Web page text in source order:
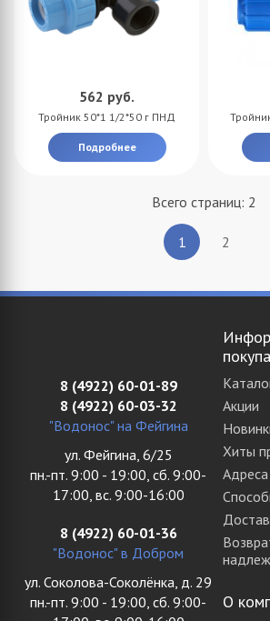
562 руб.
Тройник 50*1 1/2*50 г ПНД
Подробнее
Всего страниц: 2
1 2
8 (4922) 60-01-89
8 (4922) 60-03-32
"Водонос" на Фейгина
ул. Фейгина, 6/25
пн.-пт. 9:00 - 19:00, сб. 9:00-
17:00, вс. 9:00-16:00
8 (4922) 60-01-36
"Водонос" в Добром
ул. Соколова-Соколёнка, д. 29
пн.-пт. 9:00 - 19:00, сб. 9:00-
Акции
Хиты
О